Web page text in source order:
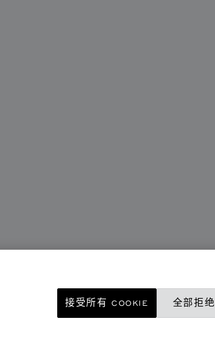
全部拒绝
接受所有 COOKIE